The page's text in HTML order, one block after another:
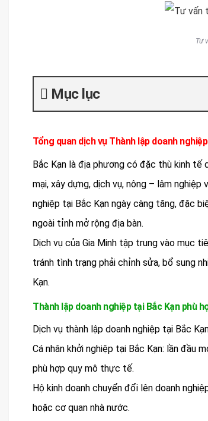
Tư
Mục lục
Tổng quan dịch vụ Thành lập doanh
Bắc Kạn là địa phương có đặc thù kinh
mại, xây dựng, dịch vụ, nông – lâm
nghiệp tại Bắc Kạn ngày càng tăng, đặc
ngoài tỉnh mở rộng địa bàn.
Dịch vụ của Gia Minh tập trung vào mục
tránh tình trạng phải chỉnh sửa, bổ sung
Kạn.
Thành lập doanh nghiệp tại Bắc Kạn phù
Dịch vụ thành lập doanh nghiệp tại Bắc
Cá nhân khởi nghiệp tại Bắc Kạn: lần đầu
phù hợp quy mô thực tế.
Hộ kinh doanh chuyển đổi lên doanh
hoặc cơ quan nhà nước.